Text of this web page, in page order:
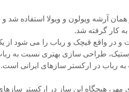
آرشه ویولون و ویولا استفاده شد و
کار گرفته شد.
در واقع قیچک و رباب را می شود از
طراحی سازی بهتری نسبت به رباب
رباب در ارکستر سازهای ایرانی است.
هیچگاه این ساز در ارکستر